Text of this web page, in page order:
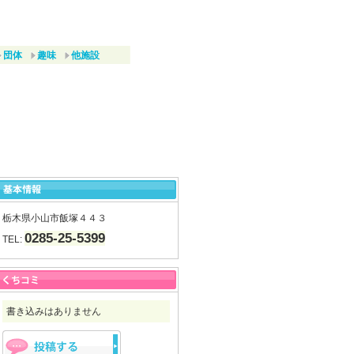
団体 趣味 他施設
栃木県小山市飯塚４４３
TEL: 0285-25-5399
書き込みはありません